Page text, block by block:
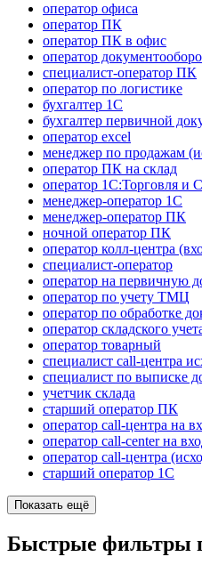
оператор офиса
оператор ПК
оператор ПК в офис
оператор
специалист-оператор ПК
оператор по логистике
бухгалтер 1C
бухгалтер первичной
оператор excel
менеджер по продажам
оператор ПК на склад
оператор 1С:Торговля и
менеджер-оператор 1С
менеджер-оператор ПК
ночной оператор ПК
оператор колл-центра
специалист-оператор
оператор на первичную
оператор по учету ТМЦ
оператор по обработке
оператор складского
оператор товарный
специалист call-центра
специалист по выписке
учетчик склада
старший оператор ПК
оператор call-центра на
оператор call-center на
оператор call-центра
старший оператор 1С
Показать ещё
Быстрые фильтры